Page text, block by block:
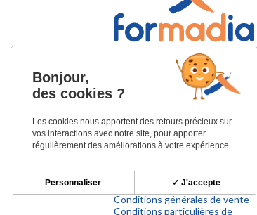
44 place Nicolas Bachelier
31000 TOULOUSE
Email :
contact@formadia.com
Mentions légales
Politique de confidentialité
Conditions générales de vente
Conditions particulières de
Bonjour,
des cookies ?
Les cookies nous apportent des retours précieux sur
vos interactions avec notre site, pour apporter
régulièrement des améliorations à votre expérience.
✓ J'accepte
Personnaliser